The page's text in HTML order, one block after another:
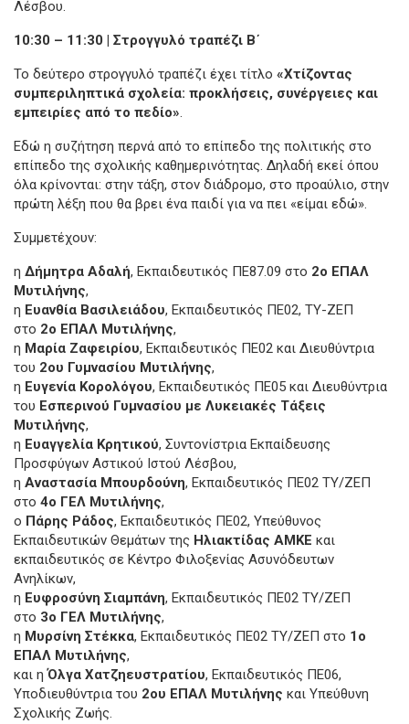
Λέσβου.
10:30 – 11:30 | Στρογγυλό τραπέζι Β΄
Το δεύτερο στρογγυλό τραπέζι έχει τίτλο «Χτίζοντας
συμπεριληπτικά σχολεία: προκλήσεις, συνέργειες και
εμπειρίες από το πεδίο»
Εδώ η συζήτηση περνά από το επίπεδο της πολιτικής στο
επίπεδο της σχολικής καθημερινότητας. Δηλαδή εκεί όπου
όλα κρίνονται: στην τάξη, στον διάδρομο, στο προαύλιο, στην
πρώτη λέξη που θα βρει ένα παιδί για να πει «είμαι εδώ».
Συμμετέχουν:
η Δήμητρα Αδαλή, Εκπαιδευτικός ΠΕ87.09 στο 2ο ΕΠΑΛ
Μυτιλήνης,
η Ευανθία Βασιλειάδου, Εκπαιδευτικός ΠΕ02, ΤΥ-ΖΕΠ
στο 2ο ΕΠΑΛ Μυτιλήνης,
η Μαρία Ζαφειρίου, Εκπαιδευτικός ΠΕ02 και Διευθύντρια
του 2ου Γυμνασίου Μυτιλήνης,
η Ευγενία Κορολόγου, Εκπαιδευτικός ΠΕ05 και Διευθύντρια
του Εσπερινού Γυμνασίου με Λυκειακές Τάξεις
Μυτιλήνης,
η Ευαγγελία Κρητικού, Συντονίστρια Εκπαίδευσης
Προσφύγων Αστικού Ιστού Λέσβου,
η Αναστασία Μπουρδούνη, Εκπαιδευτικός ΠΕ02 ΤΥ/ΖΕΠ
στο 4ο ΓΕΛ Μυτιλήνης,
ο Πάρης Ράδος, Εκπαιδευτικός ΠΕ02, Υπεύθυνος
Εκπαιδευτικών Θεμάτων της Ηλιακτίδας ΑΜΚΕ και
εκπαιδευτικός σε Κέντρο Φιλοξενίας Ασυνόδευτων
Ανηλίκων,
η Ευφροσύνη Σιαμπάνη, Εκπαιδευτικός ΠΕ02 ΤΥ/ΖΕΠ
στο 3ο ΓΕΛ Μυτιλήνης,
η Μυρσίνη Στέκκα, Εκπαιδευτικός ΠΕ02 ΤΥ/ΖΕΠ στο 1ο
ΕΠΑΛ Μυτιλήνης,
και ηΌλγα Χατζηευστρατίου, Εκπαιδευτικός ΠΕ06,
Υποδιευθύντρια του 2ου ΕΠΑΛ Μυτιλήνης και Υπεύθυνη
Σχολικής Ζωής.